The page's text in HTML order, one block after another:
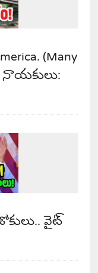
(Many
నాయకులు:
వైట్